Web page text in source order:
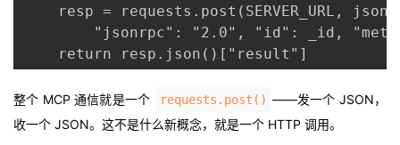
resp = requests.post(SERVER_URL,
"jsonrpc": "2.0", "id": _id, "method":
return resp.json()["result"]
整个 MCP 通信就是一个 requests.post() ——发一个 JSON，
收一个 JSON。这不是什么新概念，就是一个 HTTP 调用。